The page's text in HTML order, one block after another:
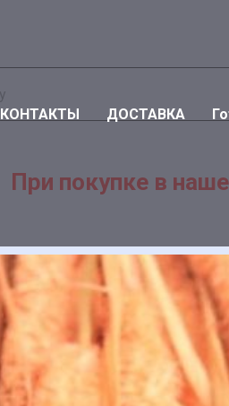
КОНТАКТЫ ДОСТАВКА
При покупке в